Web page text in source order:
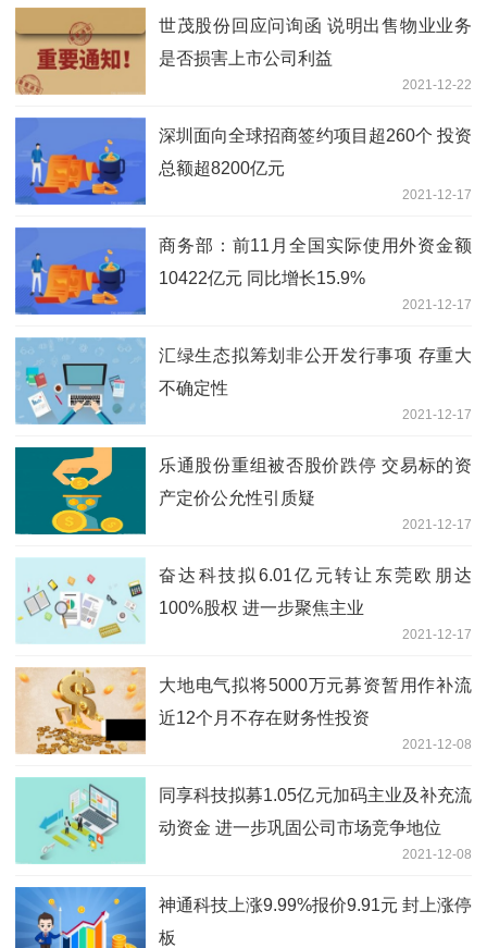
世茂股份回应问询函 说明出售物业业务
是否损害上市公司利益
2021-12-22
深圳面向全球招商签约项目超260个 投资
总额超8200亿元
2021-12-17
商务部：前11月全国实际使用外资金额
10422亿元 同比增长15.9%
2021-12-17
汇绿生态拟筹划非公开发行事项 存重大
不确定性
2021-12-17
乐通股份重组被否股价跌停 交易标的资
产定价公允性引质疑
2021-12-17
奋达科技拟6.01亿元转让东莞欧朋达
100%股权 进一步聚焦主业
2021-12-17
大地电气拟将5000万元募资暂用作补流
近12个月不存在财务性投资
2021-12-08
同享科技拟募1.05亿元加码主业及补充流
动资金 进一步巩固公司市场竞争地位
2021-12-08
神通科技上涨9.99%报价9.91元 封上涨停
板